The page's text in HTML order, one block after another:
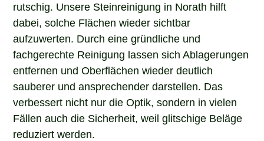
rutschig. Unsere Steinreinigung in Norath hilft
dabei, solche Flächen wieder sichtbar
aufzuwerten. Durch eine gründliche und
fachgerechte Reinigung lassen sich Ablagerungen
entfernen und Oberflächen wieder deutlich
sauberer und ansprechender darstellen. Das
verbessert nicht nur die Optik, sondern in vielen
Fällen auch die Sicherheit, weil glitschige Beläge
reduziert werden.